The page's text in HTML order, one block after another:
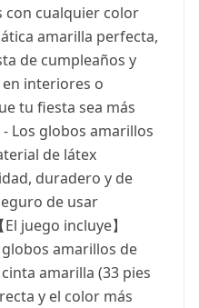
con cualquier color
amarilla perfecta,
de cumpleaños y
interiores o
tu fiesta sea más
Los globos amarillos
de látex
duradero y de
de usar
juego incluye】
amarillos de
amarilla (33 pies
y el color más